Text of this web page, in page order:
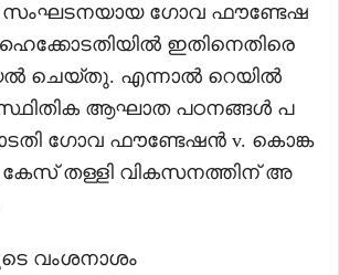
സംഘടനയായ ഗോവ ഫൗണ്ടേഷ
ഇതിനെതിരെ
ചെയ്തു. എന്നാൽ റെയിൽ
ആഘാത പഠനങ്ങൾ പ
ഗോവ ഫൗണ്ടേഷൻ‍ v. കൊങ്ക
തള്ളി വികസനത്തിന് അ
വംശനാശം